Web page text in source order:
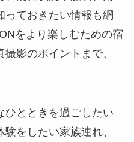
っておきたい情報も網
をより楽しむための宿
影のポイントまで、
ひとときを過ごしたい
をしたい家族連れ、